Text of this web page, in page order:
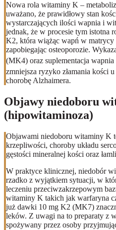
Nowa rola witaminy K –
uważano, że prawidłowy stan
wystarczających ilości wapnia i
jednak, że w procesie tym istotna
K2, która wiążąc wapń w matrycy
zapobiegając osteoporozie.
(MK4) oraz suplementacja
zmniejsza ryzyko złamania kości
chorobę Alzhaimera.
Objawy niedoboru
(hipowitaminoza)
Objawami niedoboru witaminy K
krzepliwości, choroby układu
gęstości mineralnej kości oraz
W praktyce klinicznej, niedobór
rzadko z wyjątkiem sytuacji, w
leczeniu przeciwzakrzepowym
witaminy K takich jak warfaryna
już dawki 10 mg K2 (MK7)
leków. Z uwagi na to preparaty z
spożywany przez osoby